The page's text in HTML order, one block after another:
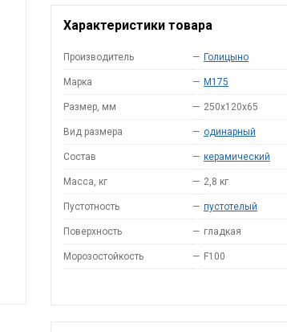
Характеристики товара
Производитель — Голицыно
Марка — M175
Размер, мм — 250x120x65
Вид размера — одинарный
Состав — керамический
Масса, кг — 2,8 кг
Пустотность — пустотелый
Поверхность — гладкая
Морозостойкость — F100